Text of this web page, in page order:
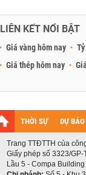
LIÊN KẾT NỔI BẬT
Giá vàng hôm nay
Giá thép hôm nay
THỜI SỰ DỰ BÁO
Trang TTĐTTH của
Giấy phép số 3323/
Lầu 5 - Compa